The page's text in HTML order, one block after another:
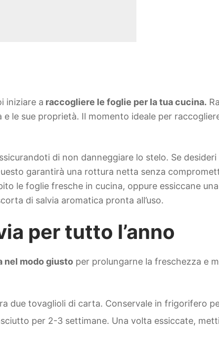
iniziare a raccogliere le foglie per la tua cucina.
le sue proprietà. Il momento ideale per
di non danneggiare lo stelo. Se
garantirà una rottura netta senza
le foglie fresche in cucina, oppure essiccane
di salvia aromatica pronta all’uso.
per tutto l’anno
nel modo giusto per prolungarne la freschezza e
due tovaglioli di carta. Conservale in frigorifero
per 2-3 settimane. Una volta essiccate,